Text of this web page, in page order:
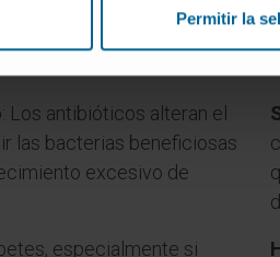
Permitir la
: Los antibióticos alteran el
las bacterias beneficiosas
excesivo de
especialmente si